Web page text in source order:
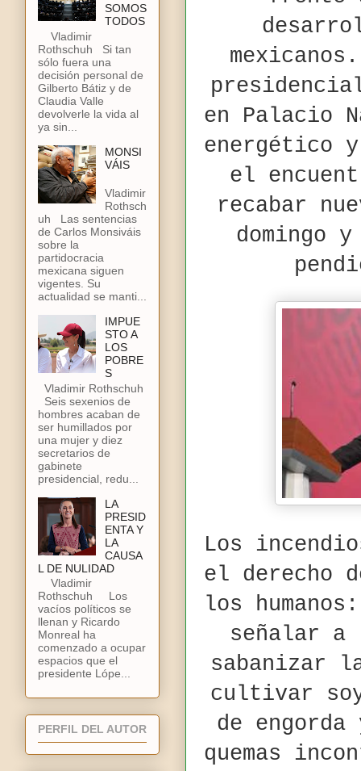
en Palacio
energético
el
recabar
domingo
Los
el derecho
los
señalar
sabanizar
cultivar
de
quemas
SOMOS
TODOS
Vladimir
Rothschuh Si tan
sólo fuera una
decisión personal de
Gilberto Bátiz y de
Claudia Valle
devolverle la vida al
ya sin...
MONSI
VÁIS
Vladimir
Rothsch
uh Las sentencias
de Carlos Monsiváis
sobre la
partidocracia
mexicana siguen
vigentes. Su
actualidad se manti...
IMPUE
STO A
LOS
POBRE
S
Vladimir Rothschuh
Seis sexenios de
hombres acaban de
ser humillados por
una mujer y diez
secretarios de
gabinete
presidencial, redu...
LA
PRESID
ENTA Y
LA
CAUSA
L DE NULIDAD
Vladimir
Rothschuh Los
vacíos políticos se
llenan y Ricardo
Monreal ha
comenzado a ocupar
espacios que el
presidente Lópe...
PERFIL DEL AUTOR